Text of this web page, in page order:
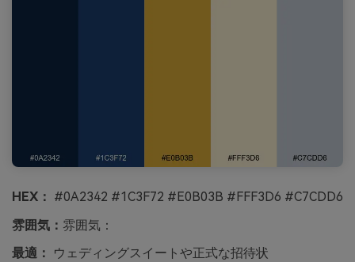
HEX： #0A2342 #1C3F72 #E0B03B #FFF3D6 #C7CDD6
雰囲気： 雰囲気：
最適：
ウェディングスイートや正式な招待状